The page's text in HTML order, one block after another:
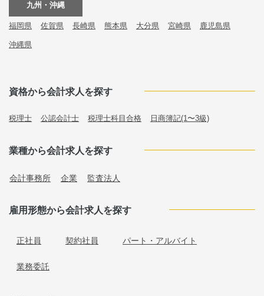
九州・沖縄
福岡県 佐賀県 長崎県 熊本県 大分県 宮崎県 鹿児島県
沖縄県
資格から会計求人を探す
税理士 公認会計士 税理士科目合格 日商簿記(1〜3級)
業種から会計求人を探す
会計事務所 企業 監査法人
雇用形態から会計求人を探す
正社員 契約社員 パート・アルバイト
業務委託